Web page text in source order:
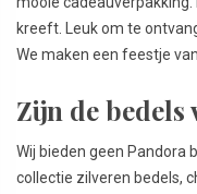
kreeft. Leuk om te
We maken een feestje
Zijn de bedels
Wij bieden geen Pandora
collectie zilveren bedels,